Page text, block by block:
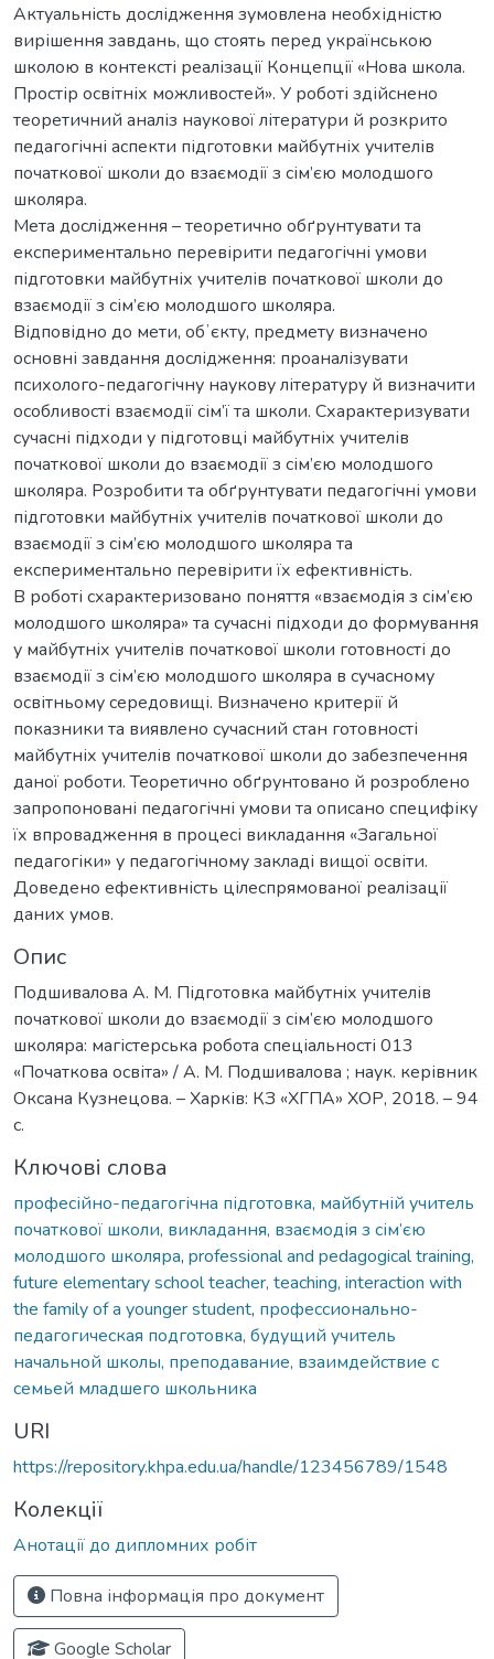
Актуальність дослідження зумовлена необхідністю
вирішення завдань, що стоять перед українською
школою в контексті реалізації Концепції «Нова школа.
Простір освітніх можливостей». У роботі здійснено
теоретичний аналіз наукової літератури й розкрито
педагогічні аспекти підготовки майбутніх учителів
початкової школи до взаємодії з сім’єю молодшого
школяра.
Мета дослідження – теоретично обґрунтувати та
експериментально перевірити педагогічні умови
підготовки майбутніх учителів початкової школи до
взаємодії з сім’єю молодшого школяра.
Відповідно до мети, обʼєкту, предмету визначено
основні завдання дослідження: проаналізувати
психолого-педагогічну наукову літературу й визначити
особливості взаємодії сім’ї та школи. Схарактеризувати
сучасні підходи у підготовці майбутніх учителів
початкової школи до взаємодії з сім’єю молодшого
школяра. Розробити та обґрунтувати педагогічні умови
підготовки майбутніх учителів початкової школи до
взаємодії з сім’єю молодшого школяра та
експериментально перевірити їх ефективність.
В роботі схарактеризовано поняття «взаємодія з сім’єю
молодшого школяра» та сучасні підходи до формування
у майбутніх учителів початкової школи готовності до
взаємодії з сім’єю молодшого школяра в сучасному
освітньому середовищі. Визначено критерії й
показники та виявлено сучасний стан готовності
майбутніх учителів початкової школи до забезпечення
даної роботи. Теоретично обґрунтовано й розроблено
запропоновані педагогічні умови та описано специфіку
їх впровадження в процесі викладання «Загальної
педагогіки» у педагогічному закладі вищої освіти.
Доведено ефективність цілеспрямованої реалізації
даних умов.
Опис
Подшивалова А. М. Підготовка майбутніх учителів
початкової школи до взаємодії з сім’єю молодшого
школяра: магістерська робота спеціальності 013
«Початкова освіта» / А. М. Подшивалова ; наук. керівник
Оксана Кузнецова. – Харків: КЗ «ХГПА» ХОР, 2018. – 94
с.
Ключові слова
професійно-педагогічна підготовка, майбутній учитель
початкової школи, викладання, взаємодія з сім’єю
молодшого школяра, professional and pedagogical training,
future elementary school teacher, teaching, interaction with
the family of a younger student, профессионально-
педагогическая подготовка, будущий учитель
начальной школы, преподавание, взаимдействие с
семьей младшего школьника
URI
https://repository.khpa.edu.ua/handle/123456789/1548
Колекції
Анотації до дипломних робіт
Повна інформація про документ
Google Scholar